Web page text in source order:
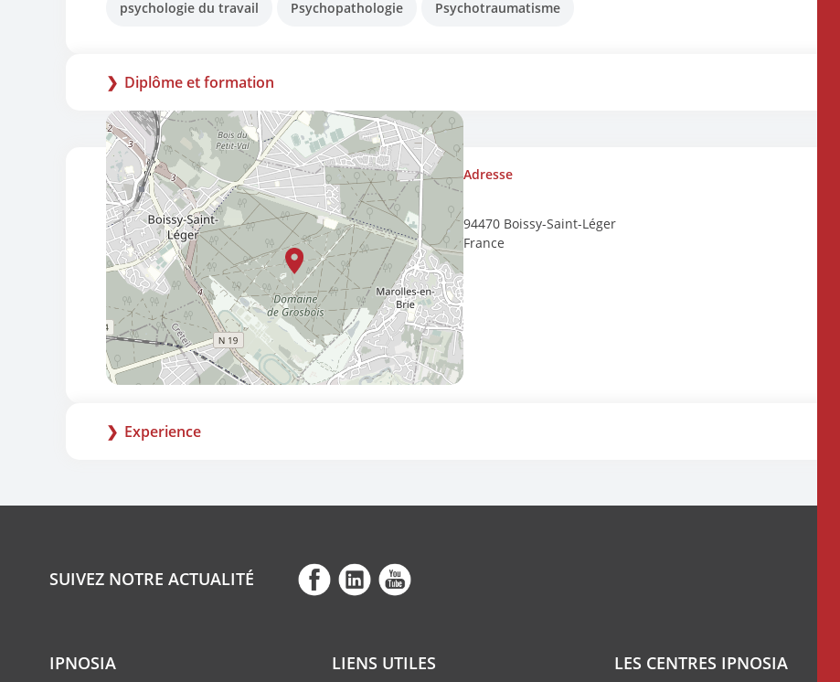
psychologie du travail Psychopathologie Psychotraumatisme
Diplôme et formation
Docteure en psychologie
Adresse
94470 Boissy-Saint-Léger
France
Experience
SUIVEZ NOTRE ACTUALITÉ
IPNOSIA LIENS UTILES LES CENTRES IPNOSIA